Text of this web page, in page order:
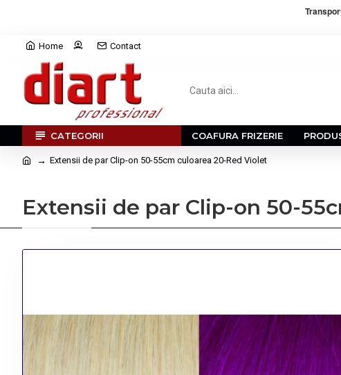
Home Contact
CATEGORII COAFURA FRIZERIE
Extensii de par Clip-on 50-55cm culoarea 20-Red Violet
Extensii de par Clip-on 50-